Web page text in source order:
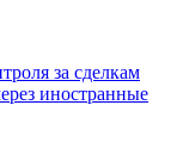
за сделкам
иностранные